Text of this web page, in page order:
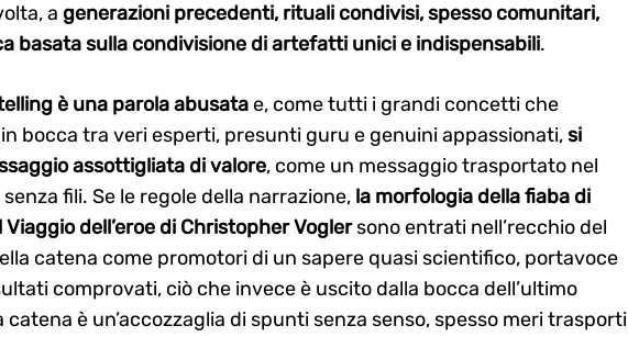
a generazioni precedenti, rituali condivisi, spesso comunitari,
basata sulla condivisione di artefatti unici e indispensabili.
è una parola abusatae, come tutti i grandi concetti che
bocca tra veri esperti, presunti guru e genuini appassionati,si
assottigliata di valore, come un messaggio trasportato nel
fili. Se le regole della narrazione, la morfologia della fiaba di
dell’eroe di Christopher Voglersono entrati nell’recchio del
catena come promotori di un sapere quasi scientifico, portavoce
comprovati, ciò che invece è uscito dalla bocca dell’ultimo
è un’accozzaglia di spunti senza senso, spesso meri trasporti